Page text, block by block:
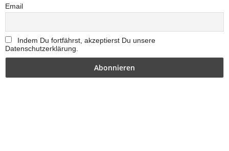
Email
Indem Du fortfährst, akzeptierst Du unsere
Datenschutzerklärung.